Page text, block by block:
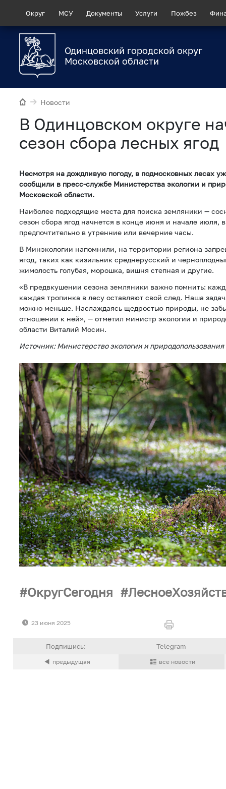
Округ МСУ Документы Услуги Пожбез
Одинцовский городской округ
Московской области
Новости
В Одинцовском округе
сезон сбора лесных ягод
Несмотря на дождливую погоду, в подмосковных лесах
сообщили в пресс-службе Министерства экологии и
Московской области.
Наиболее подходящие места для поиска земляники —
сезон сбора ягод начнется в конце июня и начале июля,
предпочтительно в утренние или вечерние часы.
В Минэкологии напомнили, на территории региона
ягод, таких как кизильник среднерусский и
жимолость голубая, морошка, вишня степная и другие.
«В предвкушении сезона земляники важно помнить:
каждая тропинка в лесу оставляют свой след. Наша
можно меньше. Наслаждаясь щедростью природы, не
отношении к ней», — отметил министр экологии и
области Виталий Мосин.
Источник: Министерство экологии и
ОкругСегодня
23 июня 2025